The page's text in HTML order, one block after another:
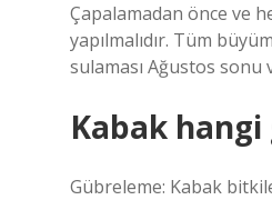
Çapalamadan önce ve
yapılmalıdır. Tüm
sulaması Ağustos sonu
Kabak
Gübreleme: Kabak